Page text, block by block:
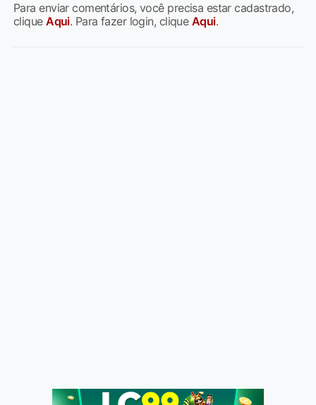
Para enviar comentários, você precisa estar cadastrado,
cliqueAqui. Para fazer login, clique Aqui.